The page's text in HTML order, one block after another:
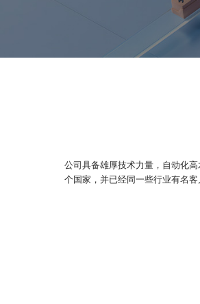
公司具备雄厚技术力量，自动化
个国家，并已经同一些行业有名